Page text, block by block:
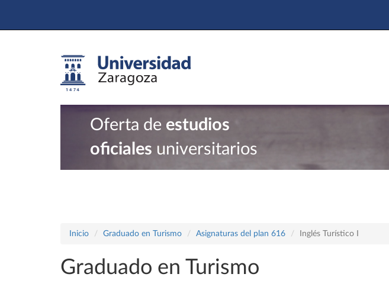
Oferta de estudios
oficiales universitarios
Inicio Graduado en Turismo Asignaturas del plan 616 Inglés Turístico I
Graduado en Turismo